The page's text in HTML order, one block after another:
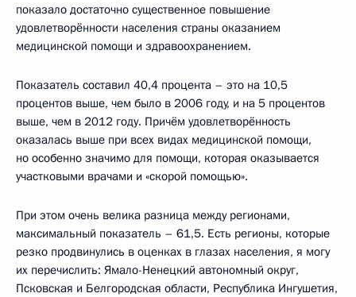
показало достаточно существенное повышение
удовлетворённости населения страны оказанием
медицинской помощи и здравоохранением.
Показатель составил 40,4 процента – это на 10,5
процентов выше, чем было в 2006 году, и на 5 процентов
выше, чем в 2012 году. Причём удовлетворённость
оказалась выше при всех видах медицинской помощи,
но особенно значимо для помощи, которая оказывается
участковыми врачами и «скорой помощью».
При этом очень велика разница между регионами,
максимальный показатель – 61,5. Есть регионы, которые
резко продвинулись в оценках в глазах населения, я могу
их перечислить: Ямало-Ненецкий автономный округ,
Псковская и Белгородская области, Республика Ингушетия,